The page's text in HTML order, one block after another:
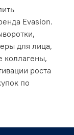
Evasion.
для лица,
коллагены,
роста
по